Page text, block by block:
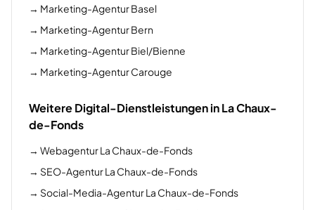
→ Marketing-Agentur Basel
→ Marketing-Agentur Bern
→ Marketing-Agentur Biel/Bienne
→ Marketing-Agentur Carouge
Weitere Digital-Dienstleistungen in La Chaux-
de-Fonds
→ Webagentur La Chaux-de-Fonds
→ SEO-Agentur La Chaux-de-Fonds
→ Social-Media-Agentur La Chaux-de-Fonds